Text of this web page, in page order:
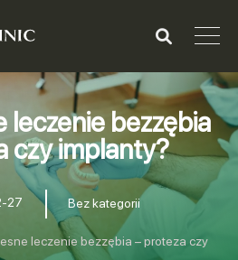
leczenie bezzębia
czy implanty?
27 Bez kategorii
leczenie bezzębia – proteza czy